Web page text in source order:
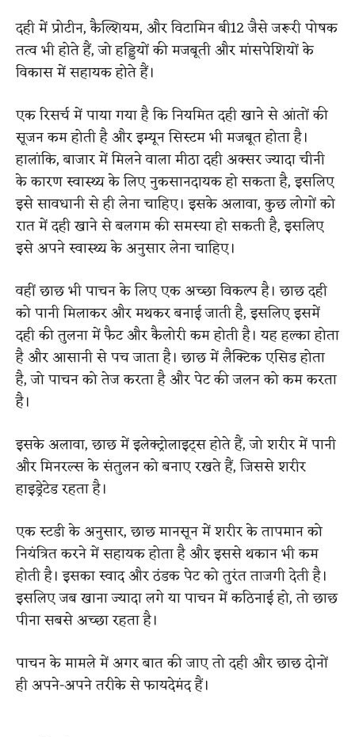
दही में प्रोटीन, कैल्शियम, और विटामिन बी12 जैसे जरूरी पोषक
तत्व भी होते हैं, जो हड्डियों की मजबूती और मांसपेशियों के
विकास में सहायक होते हैं।
एक रिसर्च में पाया गया है कि नियमित दही खाने से आंतों की
सूजन कम होती है और इम्यून सिस्टम भी मजबूत होता है।
हालांकि, बाजार में मिलने वाला मीठा दही अक्सर ज्यादा चीनी
के कारण स्वास्थ्य के लिए नुकसानदायक हो सकता है, इसलिए
इसे सावधानी से ही लेना चाहिए। इसके अलावा, कुछ लोगों को
रात में दही खाने से बलगम की समस्या हो सकती है, इसलिए
इसे अपने स्वास्थ्य के अनुसार लेना चाहिए।
वहीं छाछ भी पाचन के लिए एक अच्छा विकल्प है। छाछ दही
को पानी मिलाकर और मथकर बनाई जाती है, इसलिए इसमें
दही की तुलना में फैट और कैलोरी कम होती है। यह हल्का होता
है और आसानी से पच जाता है। छाछ में लैक्टिक एसिड होता
है, जो पाचन को तेज करता है और पेट की जलन को कम करता
है।
इसके अलावा, छाछ में इलेक्ट्रोलाइट्स होते हैं, जो शरीर में पानी
और मिनरल्स के संतुलन को बनाए रखते हैं, जिससे शरीर
हाइड्रेटेड रहता है।
एक स्टडी के अनुसार, छाछ मानसून में शरीर के तापमान को
नियंत्रित करने में सहायक होता है और इससे थकान भी कम
होती है। इसका स्वाद और ठंडक पेट को तुरंत ताजगी देती है।
इसलिए जब खाना ज्यादा लगे या पाचन में कठिनाई हो, तो छाछ
पीना सबसे अच्छा रहता है।
पाचन के मामले में अगर बात की जाए तो दही और छाछ दोनों
ही अपने-अपने तरीके से फायदेमंद हैं।